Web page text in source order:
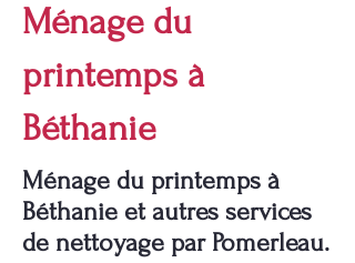
Ménage du
printemps à
Béthanie
Ménage du printemps à
Béthanie et autres services
de nettoyage par Pomerleau.